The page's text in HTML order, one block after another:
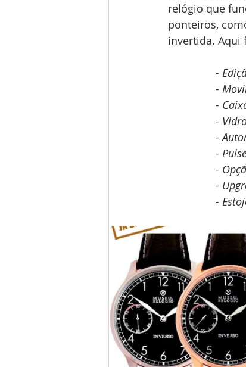
TEMPO FUTURO O
relógio que
ponteiros,
invertida. Aqui
-
-
-
-
-
-
-
-
-